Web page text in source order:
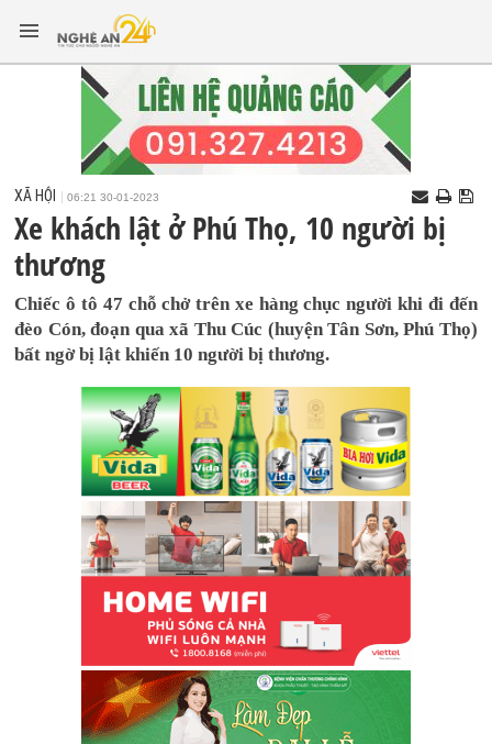
XÃ HỘI 06:21 30-01-2023
Xe khách lật ở Phú Thọ, 10 người bị
thương
Chiếc ô tô 47 chỗ chở trên xe hàng chục người khi đi đến
đèo Cón, đoạn qua xã Thu Cúc (huyện Tân Sơn, Phú Thọ)
bất ngờ bị lật khiến 10 người bị thương.